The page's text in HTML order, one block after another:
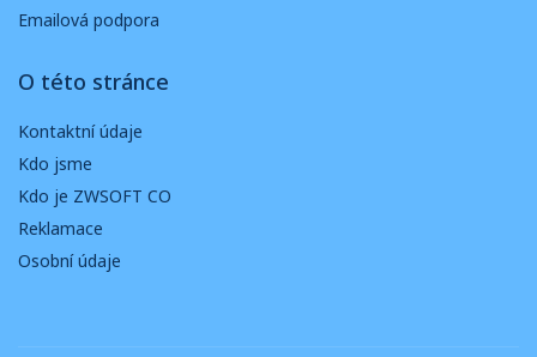
Emailová podpora
O této stránce
Kontaktní údaje
Kdo jsme
Kdo je ZWSOFT CO
Reklamace
Osobní údaje